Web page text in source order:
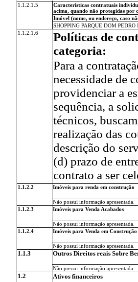
1.1.2.1.5
Características contratuais
acima, quando não protegidas por
Imóvel (nome, ou endereço, caso
SHOPPING PARQUE DOM PEDRO
1.1.2.1.6
Políticas de
categoria:
Para a
necessidade de
providenciar a
sequência, a
técnicos,
realização das
descrição do
(d) prazo de
contrato a ser
1.1.2.2 Imóveis para renda em construção
Não possui informação apresentada.
1.1.2.3
Imóveis para Venda Acabados
Não possui informação apresentada.
1.1.2.4
Imóveis para Venda em Construção
Não possui informação apresentada.
1.1.3 Outros Direitos reais Sobre
Não possui informação apresentada.
1.2 Ativos financeiros